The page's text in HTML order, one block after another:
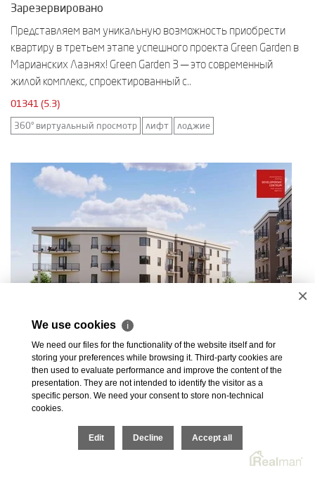
Зарезервировано
Представляем вам уникальную возможность приобрести
квартиру в третьем этапе успешного проекта Green Garden в
Марианских Лазнях! Green Garden 3 — это современный
жилой комплекс, спроектированный с..
01341 (5.3)
360° виртуальный просмотр лифт лоджие
Продажа квартиры 2+кк в новом
проекте Green Garden 3 | Марианские
Chebská, Mariánské Lázně
×
We use cookies ℹ
We need our files for the functionality of the website itself and for
storing your preferences while browsing it. Third-party cookies are
then used to evaluate performance and improve the content of the
presentation. They are not intended to identify the visitor as a
specific person. We need your consent to store non-technical
cookies.
Edit Decline Accept all